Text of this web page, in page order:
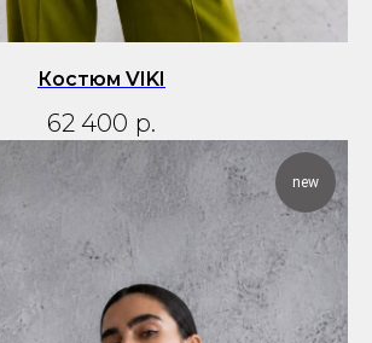
Костюм VIKI
62 400 р.
new